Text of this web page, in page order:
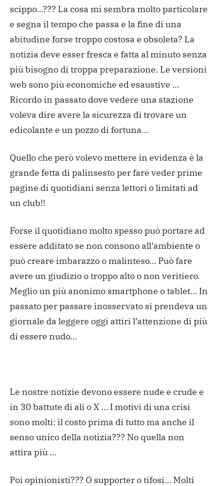
scippo…??? La cosa mi sembra molto particolare
e segna il tempo che passa e la fine di una
abitudine forse troppo costosa e obsoleta? La
notizia deve esser fresca e fatta al minuto senza
più bisogno di troppa preparazione. Le versioni
web sono più economiche ed esaustive …
Ricordo in passato dove vedere una stazione
voleva dire avere la sicurezza di trovare un
edicolante e un pozzo di fortuna…
Quello che però volevo mettere in evidenza è la
grande fetta di palinsesto per fare veder prime
pagine di quotidiani senza lettori o limitati ad
un club!!
Forse il quotidiano molto spesso può portare ad
essere additato se non consono all’ambiente o
può creare imbarazzo o malinteso… Può fare
avere un giudizio o troppo alto o non veritiero.
Meglio un più anonimo smartphone o tablet… In
passato per passare inosservato si prendeva un
giornale da leggere oggi attiri l’attenzione di più
di essere nudo…
Le nostre notizie devono essere nude e crude e
in 30 battute di ali o X … I motivi di una crisi
sono molti: il costo prima di tutto ma anche il
senso unico della notizia??? No quella non
attira più …
Poi opinionisti??? O supporter o tifosi… Molti